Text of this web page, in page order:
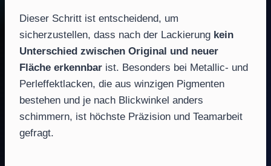
Dieser Schritt ist entscheidend, um
sicherzustellen, dass nach der Lackierung kein
Unterschied zwischen Original und neuer
Fläche erkennbar ist. Besonders bei Metallic- und
Perleffektlacken, die aus winzigen Pigmenten
bestehen und je nach Blickwinkel anders
schimmern, ist höchste Präzision und Teamarbeit
gefragt.